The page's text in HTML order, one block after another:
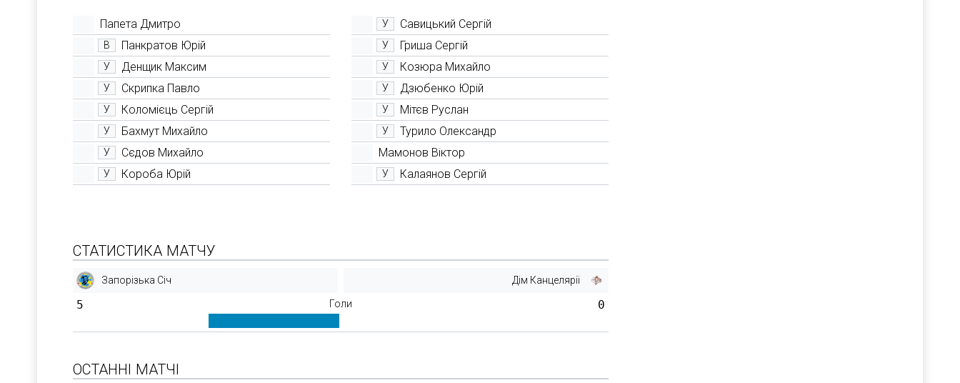
Папета Дмитро
В Панкратов Юрій
У Денщик Максим
У Скрипка Павло
У Коломієць Сергій
У Бахмут Михайло
У Сєдов Михайло
У Короба Юрій
У Савицький Сергій
У Гриша Сергій
У Козюра Михайло
У Дзюбенко Юрій
У Мітєв Руслан
У
Турило Олександр
Мамонов Віктор
У Калаянов Сергій
СТАТИСТИКА МАТЧУ
Запорізька Січ Дім Канцелярії
5 Голи 0
ОСТАННІ МАТЧІ